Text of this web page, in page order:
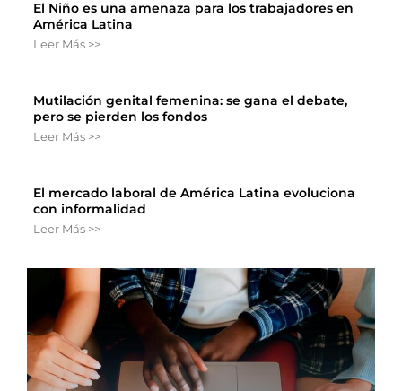
El Niño es una amenaza para los trabajadores en
América Latina
Leer Más >>
Mutilación genital femenina: se gana el debate,
pero se pierden los fondos
Leer Más >>
El mercado laboral de América Latina evoluciona
con informalidad
Leer Más >>